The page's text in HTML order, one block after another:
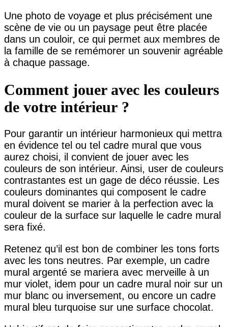
Une photo de voyage et plus précisément une
scène de vie ou un paysage peut être placée
dans un couloir, ce qui permet aux membres de
la famille de se remémorer un souvenir agréable
à chaque passage.
Comment jouer avec les couleurs
de votre intérieur ?
Pour garantir un intérieur harmonieux qui mettra
en évidence tel ou tel cadre mural que vous
aurez choisi, il convient de jouer avec les
couleurs de son intérieur. Ainsi, user de couleurs
contrastantes est un gage de déco réussie. Les
couleurs dominantes qui composent le cadre
mural doivent se marier à la perfection avec la
couleur de la surface sur laquelle le cadre mural
sera fixé.
Retenez qu’il est bon de combiner les tons forts
avec les tons neutres. Par exemple, un cadre
mural argenté se mariera avec merveille à un
mur violet, idem pour un cadre mural noir sur un
mur blanc ou inversement, ou encore un cadre
mural bleu turquoise sur une surface chocolat.